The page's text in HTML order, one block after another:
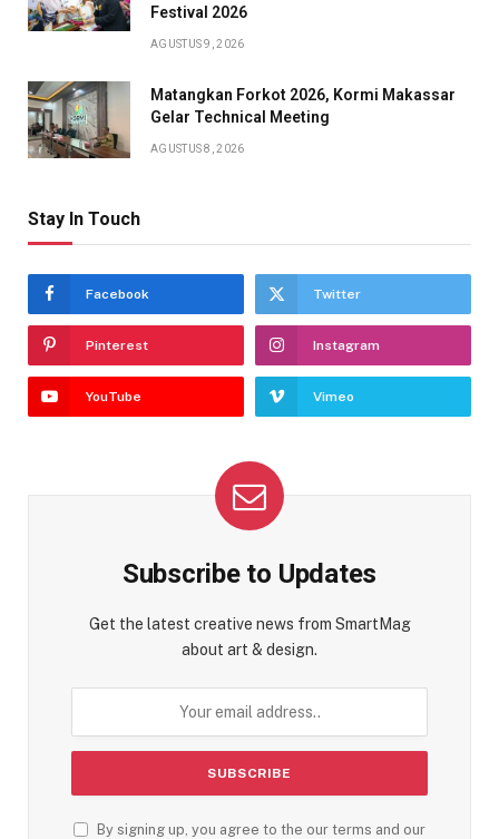
Festival 2026
AGUSTUS 9, 2026
Matangkan Forkot 2026, Kormi Makassar
Gelar Technical Meeting
AGUSTUS 8, 2026
Stay In Touch
Facebook Twitter
Pinterest Instagram
YouTube Vimeo
Subscribe to Updates
Get the latest creative news from SmartMag
about art & design.
By signing up, you agree to the our terms and our